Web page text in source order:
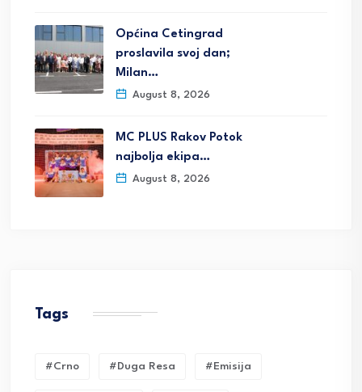
Općina Cetingrad
proslavila svoj dan;
Milan…
August 8, 2026
MC PLUS Rakov Potok
najbolja ekipa…
August 8, 2026
Tags
#crno #duga Resa #emisija